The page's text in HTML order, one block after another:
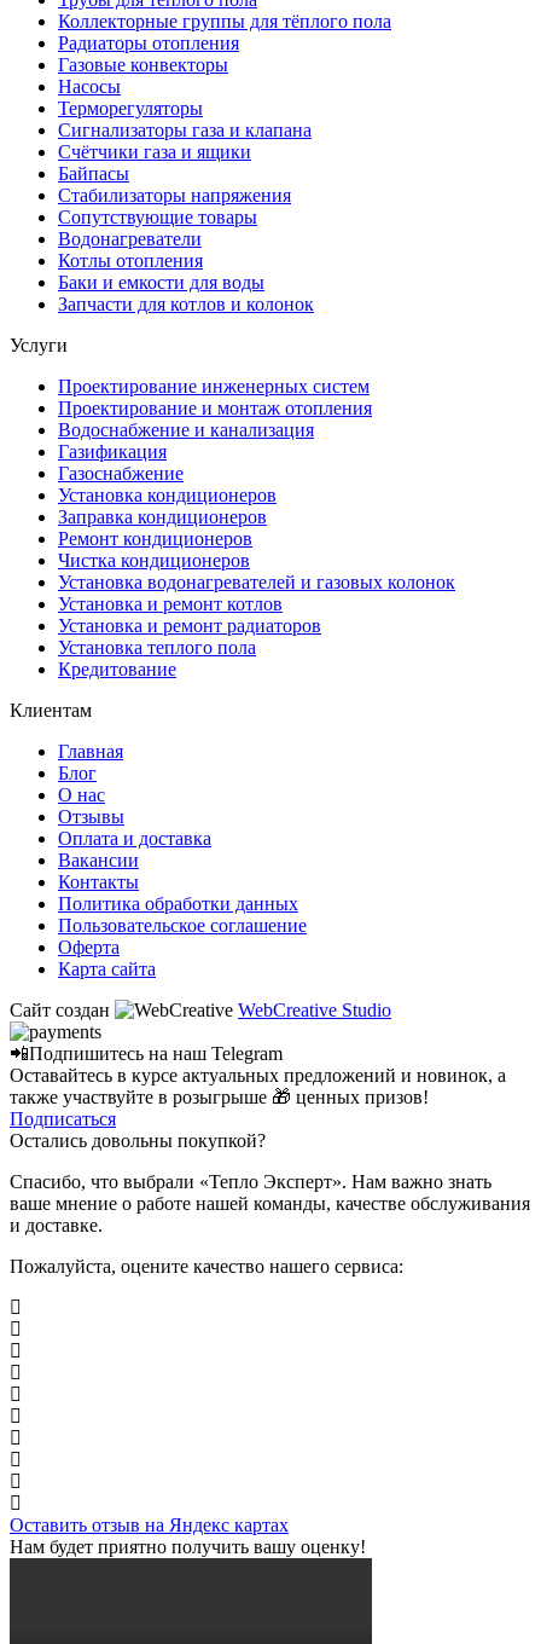
Коллекторные группы для тёплого пола
Радиаторы отопления
Газовые конвекторы
Насосы
Терморегуляторы
Сигнализаторы газа и клапана
Счётчики газа и ящики
Байпасы
Стабилизаторы напряжения
Сопутствующие товары
Водонагреватели
Котлы отопления
Баки и емкости для воды
Запчасти для котлов и колонок
Услуги
Проектирование инженерных систем
Проектирование и монтаж отопления
Водоснабжение и канализация
Газификация
Газоснабжение
Установка кондиционеров
Заправка кондиционеров
Ремонт кондиционеров
Чистка кондиционеров
Установка водонагревателей и газовых колонок
Установка и ремонт котлов
Установка и ремонт радиаторов
Установка теплого пола
Кредитование
Клиентам
Главная
Блог
О нас
Отзывы
Оплата и доставка
Вакансии
Контакты
Политика обработки данных
Пользовательское соглашение
Оферта
Карта сайта
Сайт создан
WebCreative Studio
📲Подпишитесь на наш Telegram
Оставайтесь в курсе актуальных предложений и новинок, а
также участвуйте в розыгрыше 🎁 ценных призов!
Подписаться
Остались довольны покупкой?
Спасибо, что выбрали «Тепло Эксперт». Нам важно знать
ваше мнение о работе нашей команды, качестве обслуживания
и доставке.
Пожалуйста, оцените качество нашего сервиса:
Оставить отзыв на Яндекс картах
Нам будет приятно получить вашу оценку!